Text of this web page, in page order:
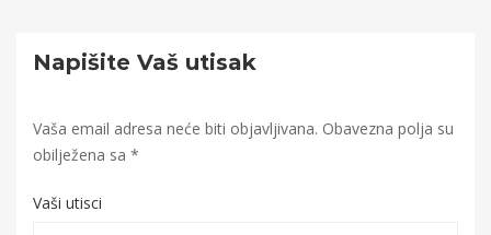
Napišite Vaš utisak
Vaša email adresa neće biti objavljivana. Obavezna polja su
obilježena sa *
Vaši utisci